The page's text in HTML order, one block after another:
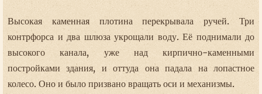
Высокая каменная плотина перекрывала ручей. Три
контрфорса и два шлюза укрощали воду. Её поднимали до
высокого канала, уже над кирпично-каменными
постройками здания, и оттуда она падала на лопастное
колесо. Оно и было призвано вращать оси и механизмы.